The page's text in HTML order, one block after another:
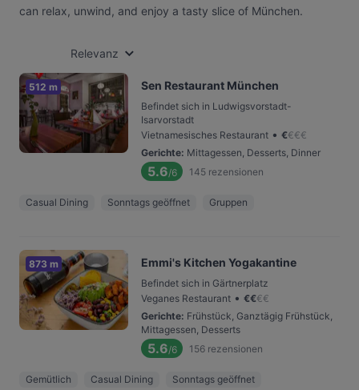
can relax, unwind, and enjoy a tasty slice of München.
Relevanz
512 m Sen Restaurant München
Befindet sich in Ludwigsvorstadt-
Isarvorstadt
Vietnamesisches Restaurant • €€€€
Gerichte: Mittagessen, Desserts, Dinner
5.6/6 145 rezensionen
Casual Dining Sonntags geöffnet Gruppen
873 m Emmi's Kitchen Yogakantine
Befindet sich in Gärtnerplatz
Veganes Restaurant • €€€€
Gerichte: Frühstück, Ganztägig Frühstück,
Mittagessen, Desserts
5.6/6 156 rezensionen
Gemütlich Casual Dining Sonntags geöffnet